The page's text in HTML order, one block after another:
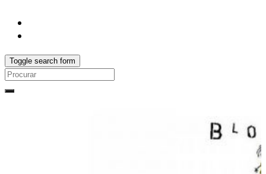
Toggle search form
Search